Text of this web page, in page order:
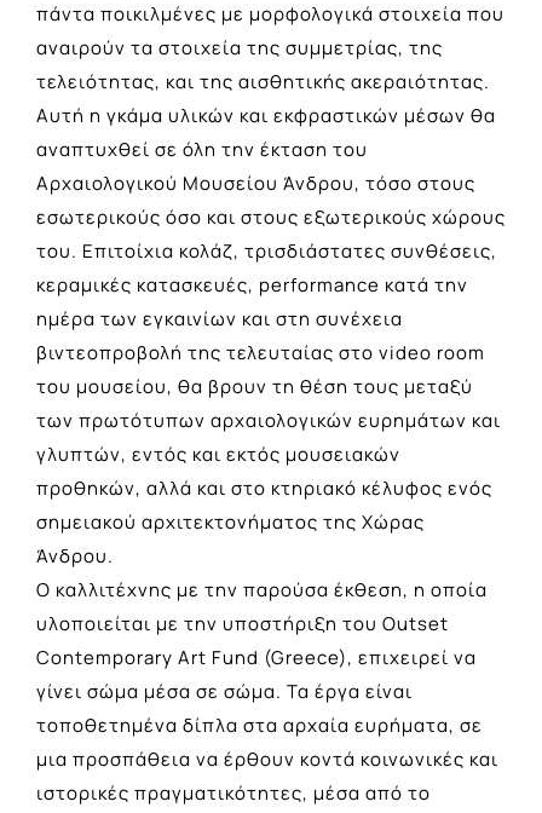
πάντα ποικιλμένες με μορφολογικά στοιχεία που
αναιρούν τα στοιχεία της συμμετρίας, της
τελειότητας, και της αισθητικής ακεραιότητας.
Αυτή η γκάμα υλικών και εκφραστικών μέσων θα
αναπτυχθεί σε όλη την έκταση του
Αρχαιολογικού Μουσείου Άνδρου, τόσο στους
εσωτερικούς όσο και στους εξωτερικούς χώρους
του. Επιτοίχια κολάζ, τρισδιάστατες συνθέσεις,
κεραμικές κατασκευές, performance κατά την
ημέρα των εγκαινίων και στη συνέχεια
βιντεοπροβολή της τελευταίας στο video room
του μουσείου, θα βρουν τη θέση τους μεταξύ
των πρωτότυπων αρχαιολογικών ευρημάτων και
γλυπτών, εντός και εκτός μουσειακών
προθηκών, αλλά και στο κτηριακό κέλυφος ενός
σημειακού αρχιτεκτονήματος της Χώρας
Άνδρου.
Ο καλλιτέχνης με την παρούσα έκθεση, η οποία
υλοποιείται με την υποστήριξη του Outset
Contemporary Art Fund (Greece), επιχειρεί να
γίνει σώμα μέσα σε σώμα. Τα έργα είναι
τοποθετημένα δίπλα στα αρχαία ευρήματα, σε
μια προσπάθεια να έρθουν κοντά κοινωνικές και
ιστορικές πραγματικότητες, μέσα από το